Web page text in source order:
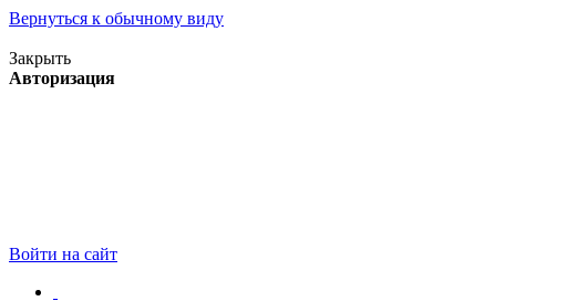
Вернуться к обычному виду
Закрыть
Авторизация
Войти на сайт